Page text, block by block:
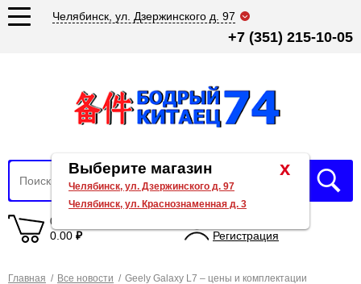
Челябинск, ул. Дзержинского д. 97
+7 (351) 215-10-05
0 товаров
0.00 ₽
Регистрация
Главная / Все новости / Geely Galaxy L7 – цены и комплектации
x
Выберите магазин
Челябинск, ул. Дзержинского д. 97
Челябинск, ул. Краснознаменная д. 3